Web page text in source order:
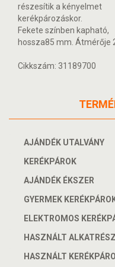
részesítik a kényelmet
kerékpározáskor.
Fekete színben kapható,
hossza85 mm. Átmérője
Cikkszám: 31189700
AJÁNDÉK UTALVÁNY
KERÉKPÁROK
AJÁNDÉK ÉKSZER
GYERMEK
ELEKTROMOS
HASZNÁLT
HASZNÁLT